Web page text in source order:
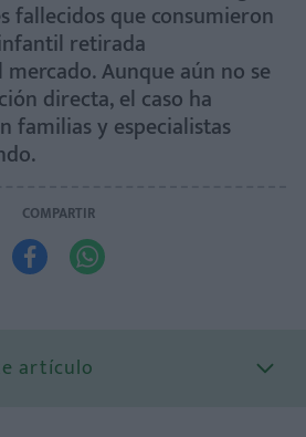
fallecidos que consumieron
retirada
Aunque aún no se
directa, el caso ha
familias y especialistas
COMPARTIR
 
artículo